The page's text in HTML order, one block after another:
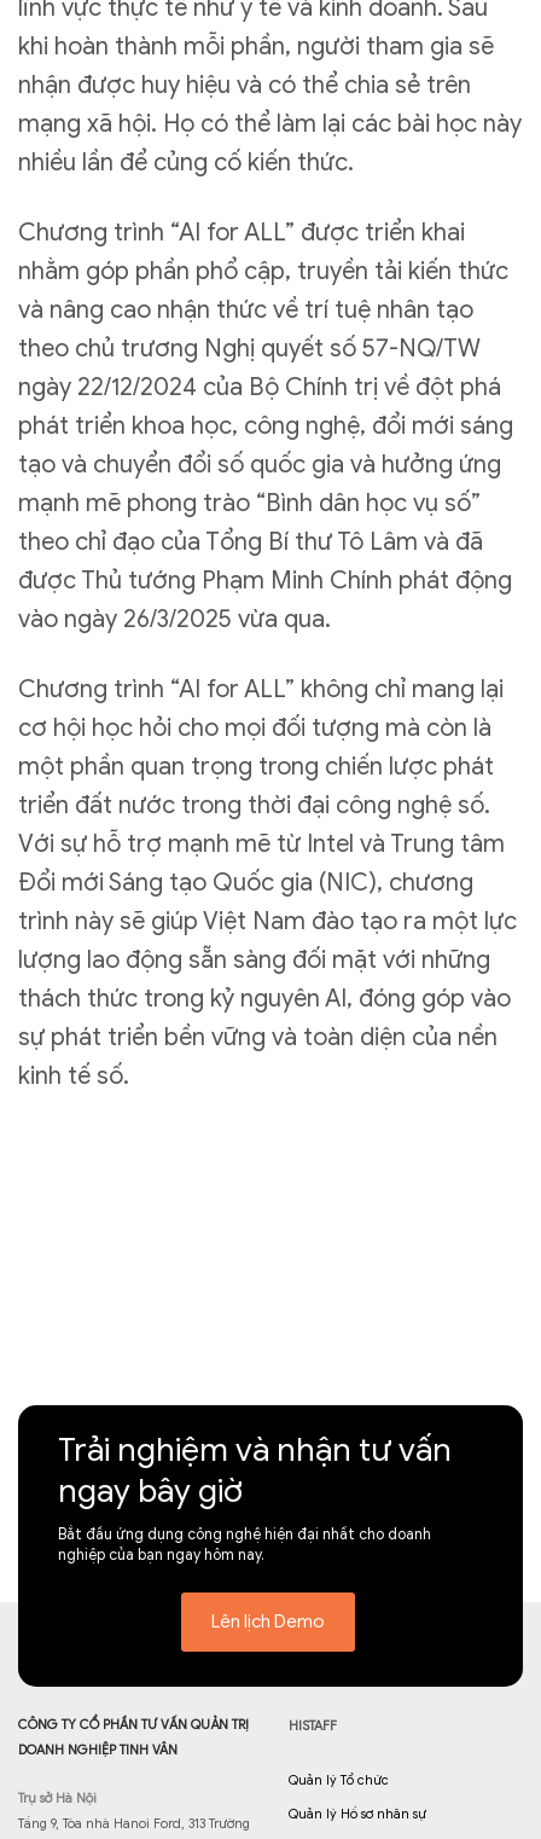
lĩnh vực thực tế như y tế và kinh doanh. Sau
khi hoàn thành mỗi phần, người tham gia sẽ
nhận được huy hiệu và có thể chia sẻ trên
mạng xã hội. Họ có thể làm lại các bài học này
nhiều lần để củng cố kiến thức.
Chương trình “AI for ALL” được triển khai
nhằm góp phần phổ cập, truyền tải kiến thức
và nâng cao nhận thức về trí tuệ nhân tạo
theo chủ trương Nghị quyết số 57-NQ/TW
ngày 22/12/2024 của Bộ Chính trị về đột phá
phát triển khoa học, công nghệ, đổi mới sáng
tạo và chuyển đổi số quốc gia và hưởng ứng
mạnh mẽ phong trào “Bình dân học vụ số”
theo chỉ đạo của Tổng Bí thư Tô Lâm và đã
được Thủ tướng Phạm Minh Chính phát động
vào ngày 26/3/2025 vừa qua.
Chương trình “AI for ALL” không chỉ mang lại
cơ hội học hỏi cho mọi đối tượng mà còn là
một phần quan trọng trong chiến lược phát
triển đất nước trong thời đại công nghệ số.
Với sự hỗ trợ mạnh mẽ từ Intel và Trung tâm
Đổi mới Sáng tạo Quốc gia (NIC), chương
trình này sẽ giúp Việt Nam đào tạo ra một lực
lượng lao động sẵn sàng đối mặt với những
thách thức trong kỷ nguyên AI, đóng góp vào
sự phát triển bền vững và toàn diện của nền
kinh tế số.
Trải nghiệm và nhận tư vấn
ngay bây giờ
Bắt đầu ứng dụng công nghệ hiện đại nhất cho doanh
nghiệp của bạn ngay hôm nay.
Lên lịch Demo
CÔNG TY CỔ PHẦN TƯ VẤN QUẢN TRỊ
DOANH NGHIỆP TINH VÂN
Trụ sở Hà Nội
Tầng 9, Tòa nhà Hanoi Ford, 313 Trường
HISTAFF
Quản lý Tổ chức
Quản lý Hồ sơ nhân sự